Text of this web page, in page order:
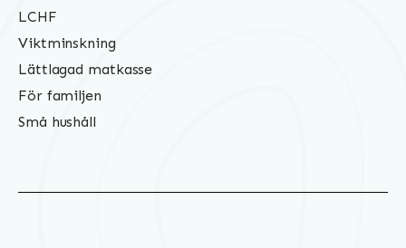
LCHF
Viktminskning
Lättlagad matkasse
För familjen
Små hushåll